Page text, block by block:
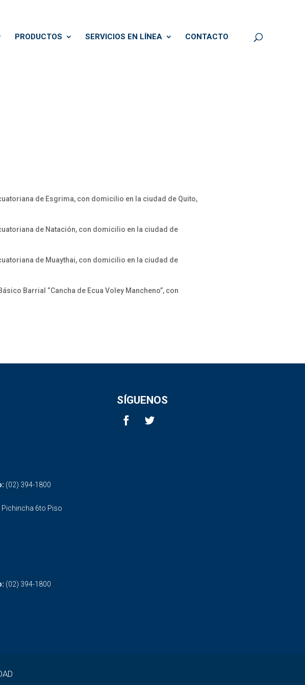
PRODUCTOS SERVICIOS EN LÍNEA CONTACTO
de Esgrima, con domicilio en la ciudad de Quito,
de Natación, con domicilio en la ciudad de
de Muaythai, con domicilio en la ciudad de
Barrial “Cancha de Ecua Voley Mancheno”, con
SÍGUENOS
(02) 394-1800
Pichincha 6to Piso
(02) 394-1800